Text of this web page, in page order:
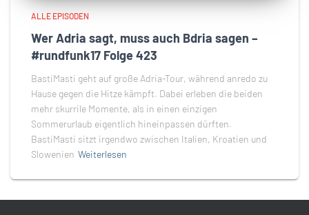
ALLE EPISODEN
Wer Adria sagt, muss auch Bdria sagen –
#rundfunk17 Folge 423
BastiMasti geht auf große Adria-Tour, während anredo zu
Hause gegen die Hitze kämpft. Dabei erleben die beiden
mehr skurrile Momente, als in einen einzigen
Sommerurlaub eigentlich hineinpassen dürften.
BastiMasti sitzt irgendwo zwischen Italien, Kroatien und
Slowenien Weiterlesen